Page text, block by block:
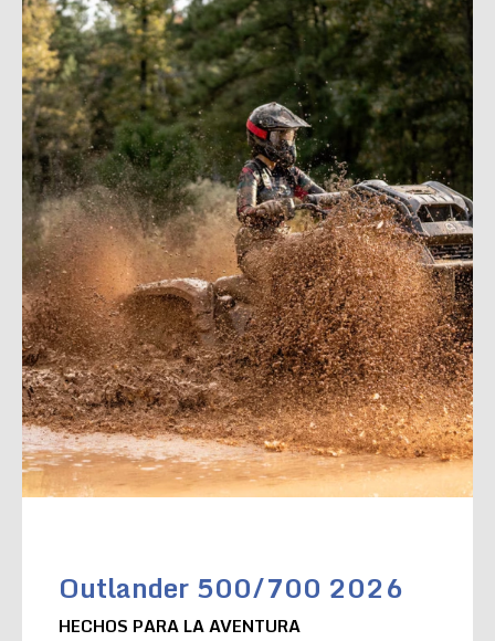
Outlander 500/700 2026
HECHOS PARA LA AVENTURA